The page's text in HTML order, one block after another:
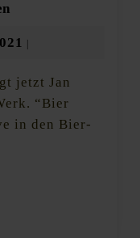
Bier
verstehen
Oktober
2021
jetzt Jan
“Bier
in den Bier-